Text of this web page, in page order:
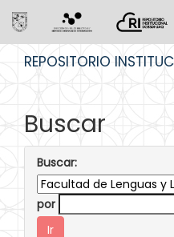
REPOSITORIO
Buscar
Buscar:
por